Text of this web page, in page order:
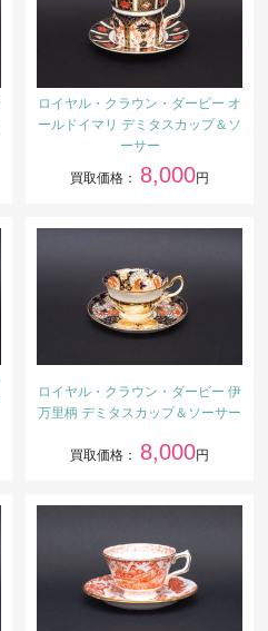
ロイヤル・クラウン・ダービー オ
ールドイマリ デミタスカップ＆ソ
ーサー
買取価格： 8,000円
ロイヤル・クラウン・ダービー 伊
万里柄 デミタスカップ＆ソーサー
買取価格： 8,000円